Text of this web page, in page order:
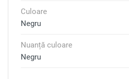
Culoare
Negru
Nuanță culoare
Negru